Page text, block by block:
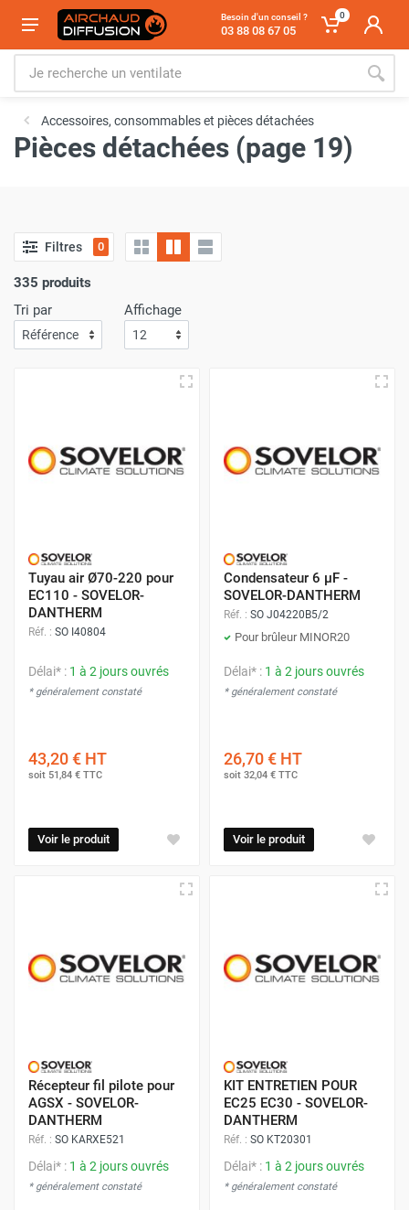
Besoin d'un conseil ?
03 88 08 67 05
0
Accessoires, consommables et pièces détachées
Pièces détachées (page 19)
Filtres 0
335 produits
Tri par
Affichage
Tuyau air Ø70-220 pour
EC110 - SOVELOR-
DANTHERM
Réf. : SO I40804
Délai* : 1 à 2 jours ouvrés
* généralement constaté
43,20 € HT
soit 51,84 € TTC
Voir le produit
Condensateur 6 µF -
SOVELOR-DANTHERM
Réf. : SO J04220B5/2
Pour brûleur MINOR20
Délai* : 1 à 2 jours ouvrés
* généralement constaté
26,70 € HT
soit 32,04 € TTC
Voir le produit
Récepteur fil pilote pour
AGSX - SOVELOR-
DANTHERM
Réf. : SO KARXE521
Délai* : 1 à 2 jours ouvrés
* généralement constaté
KIT ENTRETIEN POUR
EC25 EC30 - SOVELOR-
DANTHERM
Réf. : SO KT20301
Délai* : 1 à 2 jours ouvrés
* généralement constaté